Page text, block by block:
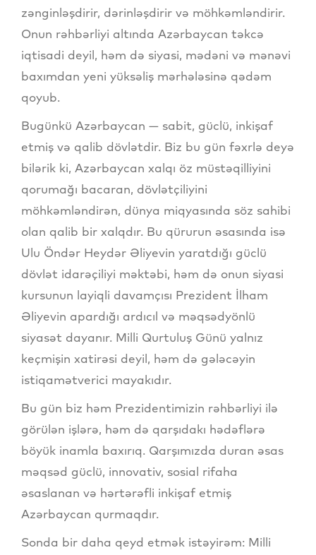
zənginləşdirir, dərinləşdirir və möhkəmləndirir.
Onun rəhbərliyi altında Azərbaycan təkcə
iqtisadi deyil, həm də siyasi, mədəni və mənəvi
baxımdan yeni yüksəliş mərhələsinə qədəm
qoyub.
Bugünkü Azərbaycan — sabit, güclü, inkişaf
etmiş və qalib dövlətdir. Biz bu gün fəxrlə deyə
bilərik ki, Azərbaycan xalqı öz müstəqilliyini
qorumağı bacaran, dövlətçiliyini
möhkəmləndirən, dünya miqyasında söz sahibi
olan qalib bir xalqdır. Bu qürurun əsasında isə
Ulu Öndər Heydər Əliyevin yaratdığı güclü
dövlət idarəçiliyi məktəbi, həm də onun siyasi
kursunun layiqli davamçısı Prezident İlham
Əliyevin apardığı ardıcıl və məqsədyönlü
siyasət dayanır. Milli Qurtuluş Günü yalnız
keçmişin xatirəsi deyil, həm də gələcəyin
istiqamətverici mayakıdır.
Bu gün biz həm Prezidentimizin rəhbərliyi ilə
görülən işlərə, həm də qarşıdakı hədəflərə
böyük inamla baxırıq. Qarşımızda duran əsas
məqsəd güclü, innovativ, sosial rifaha
əsaslanan və hərtərəfli inkişaf etmiş
Azərbaycan qurmaqdır.
Sonda bir daha qeyd etmək istəyirəm: Milli